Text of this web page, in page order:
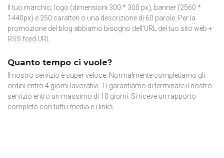
Il tuo marchio, logo (dimensioni 300 * 300 px), banner (2560 *
1440px) e 250 caratteri o una descrizione di 60 parole. Per la
promozione del blog abbiamo bisogno dell'URL del tuo sito web +
RSS feed URL.
Quanto tempo ci vuole?
Il nostro servizio è super veloce. Normalmente completiamo gli
ordini entro 4 giorni lavorativi. Ti garantiamo di terminare il nostro
servizio entro un massimo di 10 giorni. Si riceve un rapporto
completo con tutti i media e i links.